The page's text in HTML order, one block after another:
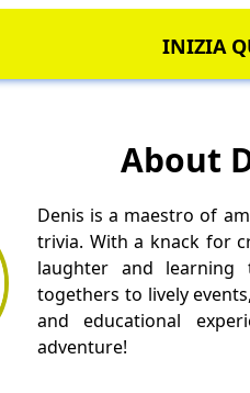
INIZIA
About
Denis is a maestro of
trivia. With a knack for
laughter and learning
togethers to lively
and educational
adventure!